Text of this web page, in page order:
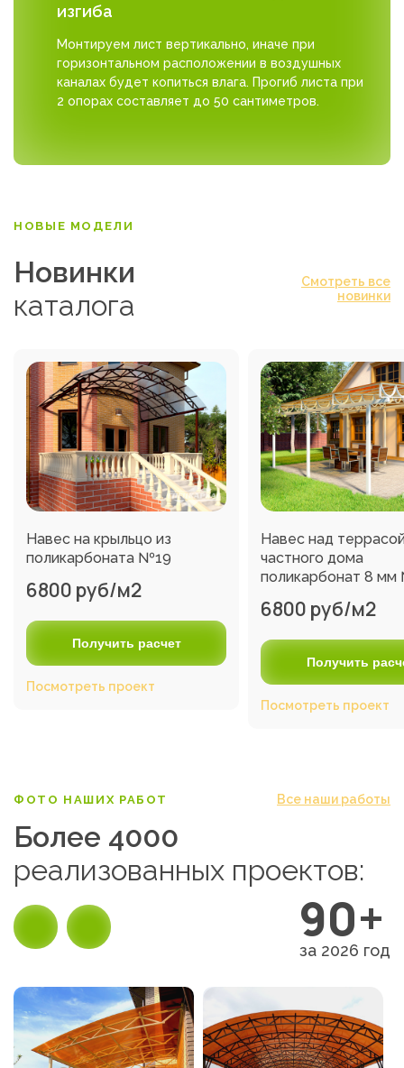
изгиба
Монтируем лист вертикально, иначе при
горизонтальном расположении в воздушных
каналах будет копиться влага. Прогиб листа при
2 опорах составляет до 50 сантиметров.
НОВЫЕ МОДЕЛИ
Новинки
каталога
Смотреть все
новинки
Навес на крыльцо из
поликарбоната №19
6800 руб/м2
Получить расчет
Посмотреть проект
Навес над
частного дома
поликарбонат 8
6800 руб/м2
Получить
Посмотреть проект
ФОТО НАШИХ РАБОТ Все наши работы
Более 4000
реализованных проектов:
90+
за 2026 год